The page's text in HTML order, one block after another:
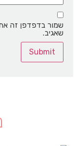
שמור בדפדפן זה
שאגיב.